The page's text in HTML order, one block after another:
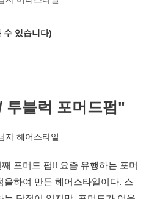
수 있습니다)
투블럭 포머드펌"
포머드 펌!! 요즘 유행하는 포머
을하여 만든 헤어스타일이다. 스